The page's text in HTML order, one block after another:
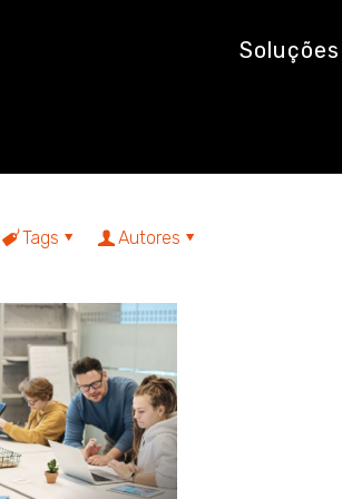
Soluções
Tags Autores